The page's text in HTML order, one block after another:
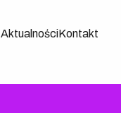
AktualnościKontakt